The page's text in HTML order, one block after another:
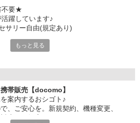
不要★
躍しています♪
サリー自由(規定あり)
未経験スタート。
す！
と好評です♪
プラン、
チャンス♪
もっと見る
帯販売【docomo】
案内するおシゴト♪
、ご安心を。新規契約、機種変更、